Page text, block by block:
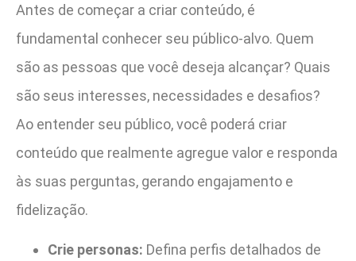
Antes de começar a criar conteúdo, é
fundamental conhecer seu público-alvo. Quem
são as pessoas que você deseja alcançar? Quais
são seus interesses, necessidades e desafios?
Ao entender seu público, você poderá criar
conteúdo que realmente agregue valor e responda
às suas perguntas, gerando engajamento e
fidelização.
Crie personas: Defina perfis detalhados de